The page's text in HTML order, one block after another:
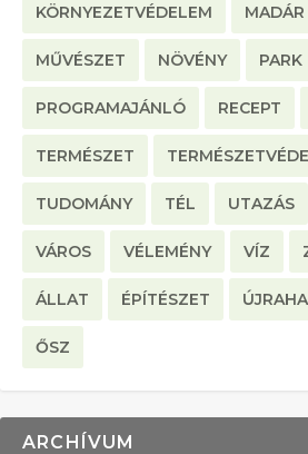
KÖRNYEZETVÉDELEM MADÁR
MŰVÉSZET NÖVÉNY PARK
PROGRAMAJÁNLÓ RECEPT
TERMÉSZET
TUDOMÁNY TÉL UTAZÁS
VÁROS VÉLEMÉNY VÍZ
ÁLLAT ÉPÍTÉSZET
ŐSZ
ARCHÍVUM